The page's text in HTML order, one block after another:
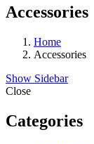
Accessories
Home
Accessories
Show Sidebar
Close
Categories